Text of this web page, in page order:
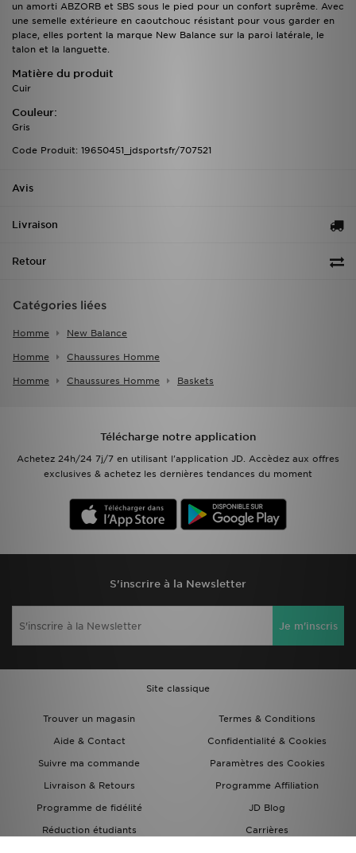
un amorti ABZORB et SBS sous le pied pour un confort suprême. Avec
une semelle extérieure en caoutchouc résistant pour vous garder en
place, elles portent la marque New Balance sur la paroi latérale, le
talon et la languette.
Matière du produit
Cuir
Couleur:
Gris
Code Produit: 19650451_jdsportsfr/707521
Avis
Livraison
Retour
Catégories liées
Homme New Balance
Homme Chaussures Homme
Homme Chaussures Homme Baskets
Télécharge notre application
Achetez 24h/24 7j/7 en utilisant l'application JD. Accèdez aux offres
exclusives & achetez les dernières tendances du moment
S'inscrire à la Newsletter
Je m'inscris
Site classique
Trouver un magasin
Termes & Conditions
Aide & Contact
Confidentialité & Cookies
Suivre ma commande
Paramètres des Cookies
Livraison & Retours
Programme Affiliation
Programme de fidélité
JD Blog
Réduction étudiants
Carrières